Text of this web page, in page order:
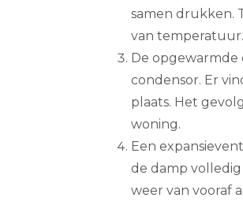
samen drukken.
van temperatuur.
De
condensor. Er
plaats. Het
woning.
Een
de damp
weer van vooraf